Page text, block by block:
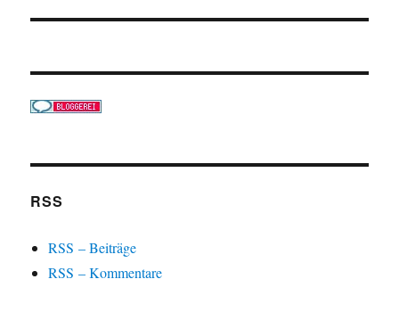
RSS
RSS – Beiträge
RSS – Kommentare